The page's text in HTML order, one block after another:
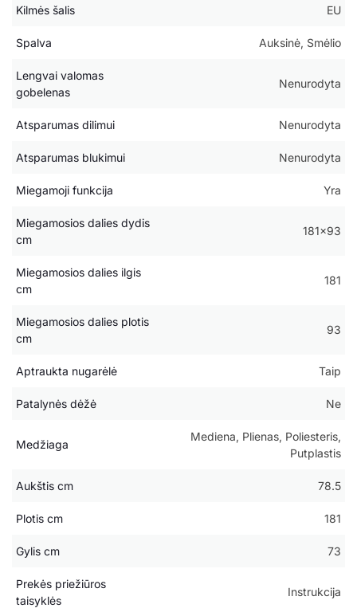
Kilmės šalis EU
Spalva Auksinė, Smėlio
Lengvai valomas
gobelenas
Nenurodyta
Atsparumas dilimui Nenurodyta
Atsparumas blukimui Nenurodyta
Miegamoji funkcija Yra
Miegamosios dalies dydis
cm
181×93
Miegamosios dalies ilgis
cm
181
Miegamosios dalies plotis
cm
93
Aptraukta nugarėlė Taip
Patalynės dėžė Ne
Medžiaga
Mediena, Plienas, Poliesteris,
Putplastis
Aukštis cm 78.5
Plotis cm 181
Gylis cm 73
Prekės priežiūros
taisyklės
Instrukcija